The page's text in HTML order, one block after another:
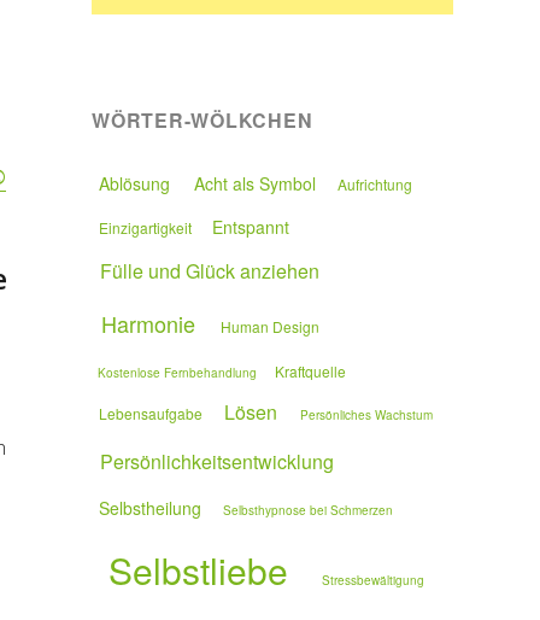
WÖRTER-WÖLKCHEN
Ablösung Acht als Symbol Aufrichtung
Einzigartigkeit Entspannt
Fülle und Glück anziehen
Harmonie Human Design
Kostenlose Fernbehandlung Kraftquelle
Lebensaufgabe Lösen Persönliches Wachstum
Persönlichkeitsentwicklung
Selbstheilung Selbsthypnose bei Schmerzen
Selbstliebe Stressbewältigung